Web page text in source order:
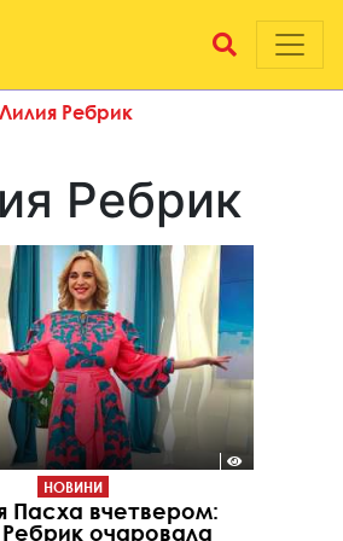
Лилия Ребрик
Ребрик
НОВИНИ
Пасха вчетвером:
очаровала